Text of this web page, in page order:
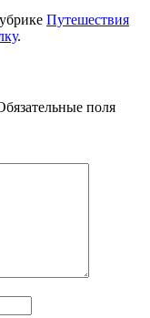
Путешествия
.
поля